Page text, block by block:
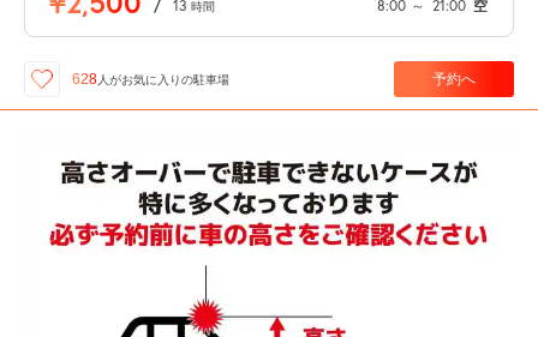
/ 13 時間 8:00 ～ 21:00 空
628 人がお気に入りの駐車場 予約へ